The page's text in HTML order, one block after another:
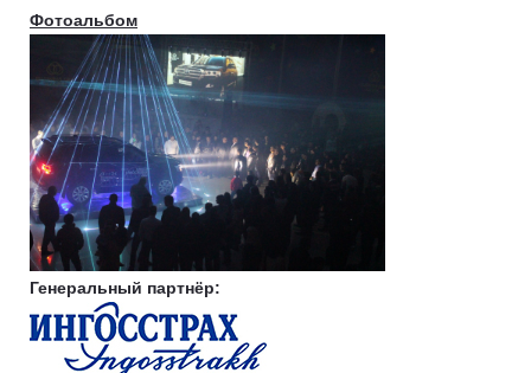
Фотоальбом
Генеральный партнёр: